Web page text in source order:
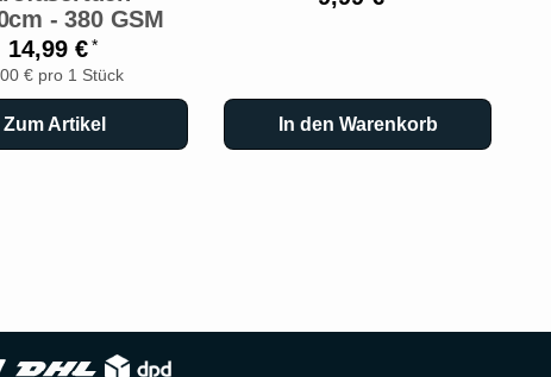
- 380 GSM
14,99 €*
€ pro 1 Stück
Zum Artikel In den Warenkorb